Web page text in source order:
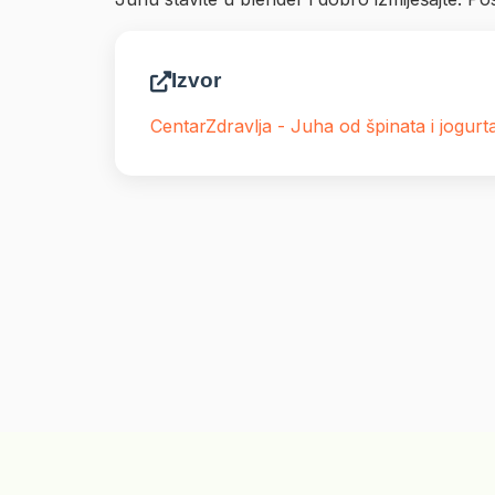
Izvor
CentarZdravlja - Juha od špinata i